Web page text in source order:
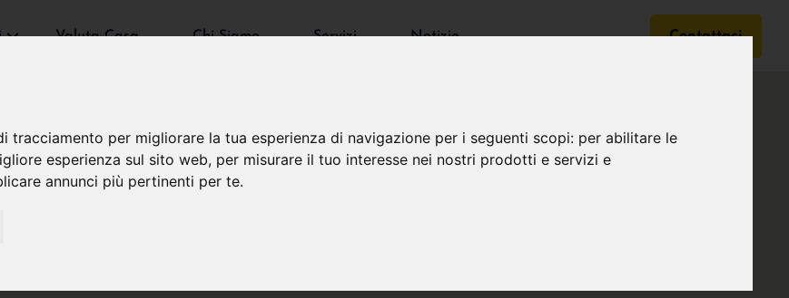
per migliorare la tua esperienza di navigazione per i seguenti scopi: per abilitare le
esperienza sul sito web, per misurare il tuo interesse nei nostri prodotti e servizi e
annunci più pertinenti per te.
Valuta Casa Chi Siamo Servizi Notizie Contattaci